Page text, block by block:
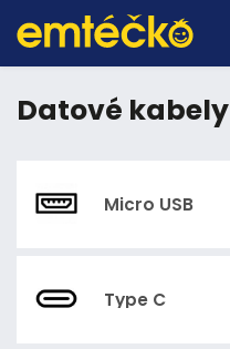
Datové kabely
Micro USB
Type C